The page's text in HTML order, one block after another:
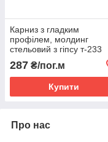
Карниз з гладким
профілем, молдинг
стельовий з гіпсу т-233
287 ₴/пог.м
Купити
Про нас